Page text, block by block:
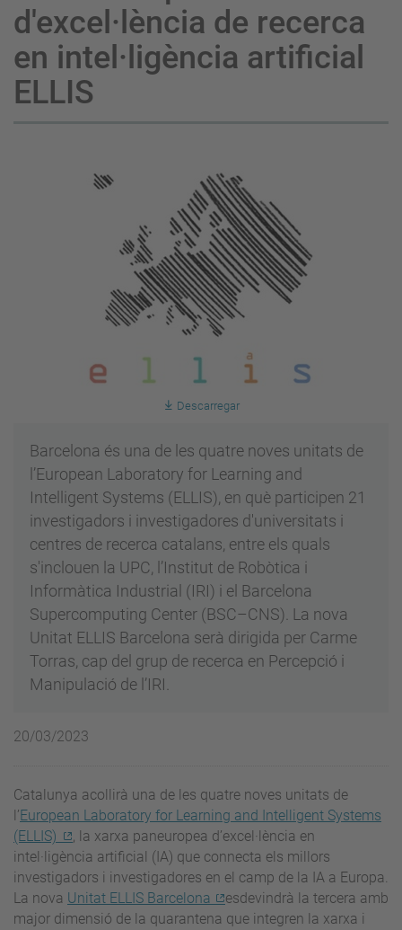
d'excel·lència de recerca
en intel·ligència artificial
ELLIS
Descarregar
Barcelona és una de les quatre noves unitats de
l’European Laboratory for Learning and
Intelligent Systems (ELLIS), en què participen 21
investigadors i investigadores d'universitats i
centres de recerca catalans, entre els quals
s'inclouen la UPC, l’Institut de Robòtica i
Informàtica Industrial (IRI) i el Barcelona
Supercomputing Center (BSC–CNS). La nova
Unitat ELLIS Barcelona serà dirigida per Carme
Torras, cap del grup de recerca en Percepció i
Manipulació de l’IRI.
20/03/2023
Catalunya acollirà una de les quatre noves unitats de
l’European Laboratory for Learning and Intelligent Systems
(ELLIS)
, la xarxa paneuropea d’excel·lència en
intel·ligència artificial (IA) que connecta els millors
investigadors i investigadores en el camp de la IA a Europa.
La nova Unitat ELLIS Barcelona
esdevindrà la tercera amb
major dimensió de la quarantena que integren la xarxa i